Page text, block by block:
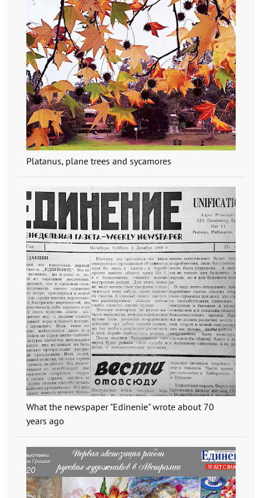
Platanus, plane trees and sycamores
What the newspaper "Edinenie" wrote about 70
years ago